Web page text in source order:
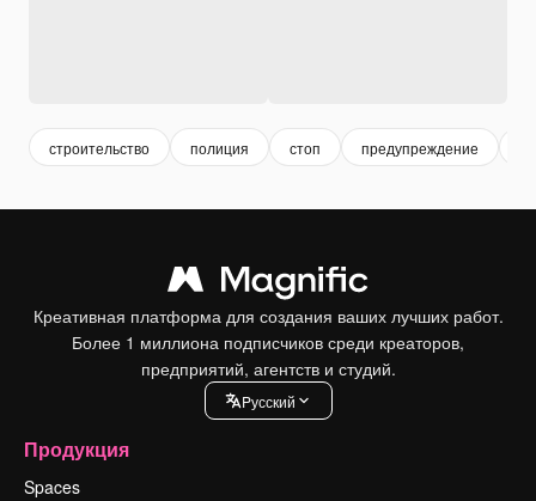
строительство полиция стоп предупреждение
Креативная платформа для создания ваших лучших работ.
Более 1 миллиона подписчиков среди креаторов,
предприятий, агентств и студий.
Pусский
Продукция
Spaces